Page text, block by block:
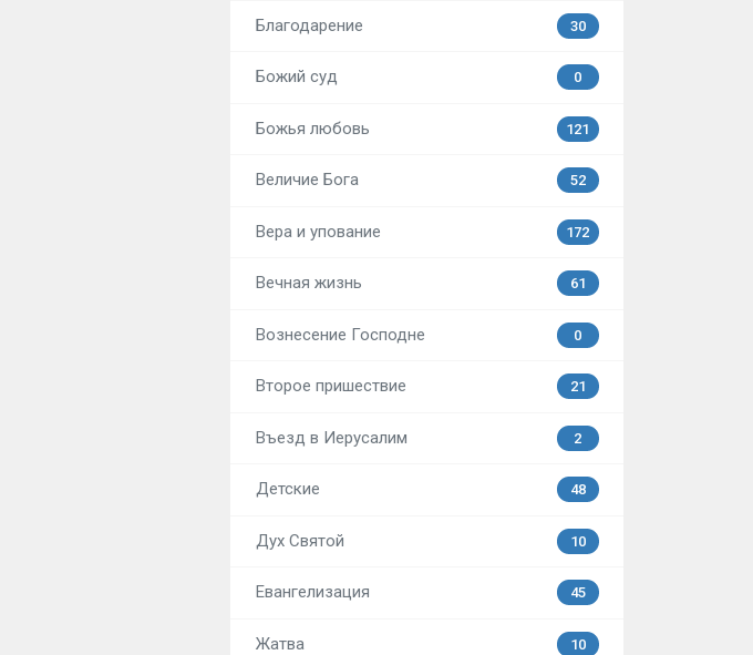
Благодарение 30
Божий суд 0
Божья любовь 121
Величие Бога 52
Вера и упование 172
Вечная жизнь 61
Вознесение Господне 0
Второе пришествие 21
Въезд в Иерусалим 2
Детские 48
Дух Святой 10
Евангелизация 45
Жатва 10